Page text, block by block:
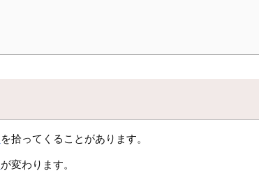
を拾ってくることがあります。
が変わります。